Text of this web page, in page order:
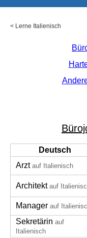
< Lerne Italienisch
Deutsch
Arzt auf Italienisch
Architekt auf
Manager auf
Sekretärin auf
Italienisch